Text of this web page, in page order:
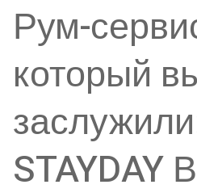
Рум-
который
STAYDAY